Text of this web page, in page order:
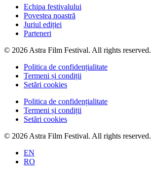
Echipa festivalului
Povestea noastră
Juriul ediției
Parteneri
© 2026 Astra Film Festival. All rights reserved.
Politica de confidențialitate
Termeni și condiții
Setări cookies
Politica de confidențialitate
Termeni și condiții
Setări cookies
© 2026 Astra Film Festival. All rights reserved.
EN
RO